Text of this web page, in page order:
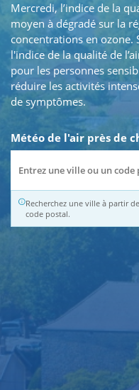
Mercredi, l’indice de la
moyen à dégradé sur la
concentrations en ozone.
l'indice de la qualité de
pour les personnes
réduire les activités
de symptômes.
Météo de l'air près de
Recherchez une ville à partir
code postal.